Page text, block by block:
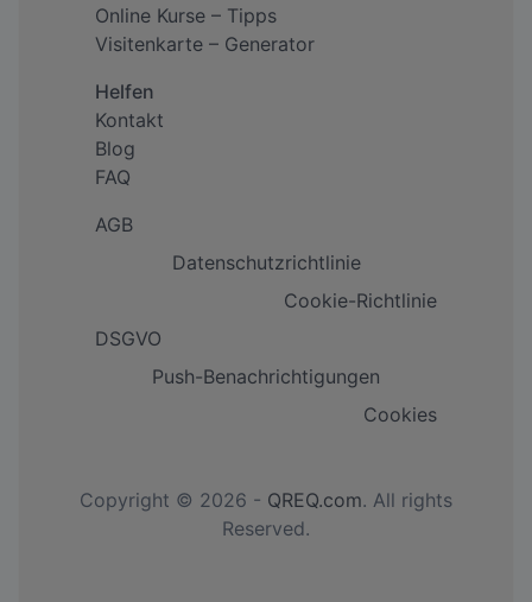
Online Kurse – Tipps
Visitenkarte – Generator
Helfen
Kontakt
Blog
FAQ
AGB
Datenschutzrichtlinie
Cookie-Richtlinie
DSGVO
Push-Benachrichtigungen
Cookies
Copyright © 2026 - QREQ.com. All rights
Reserved.